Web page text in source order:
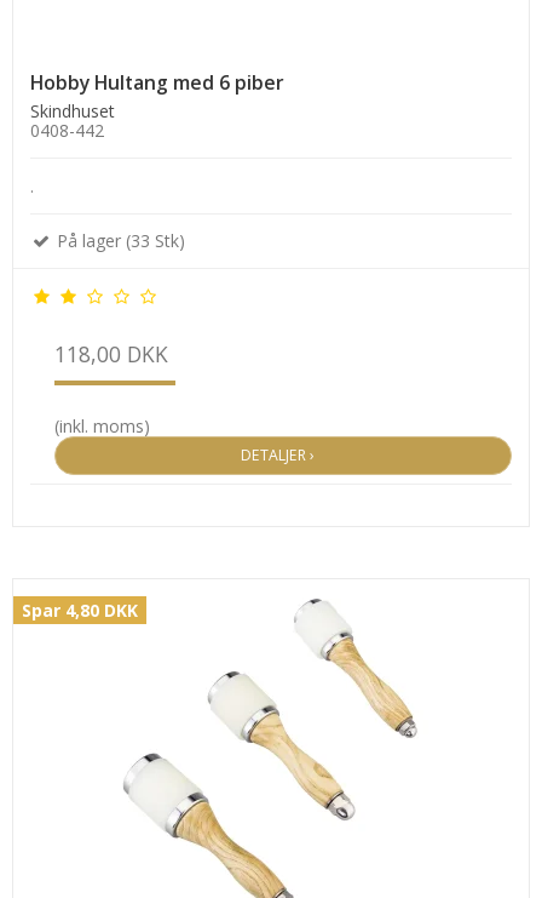
Hobby Hultang med 6 piber
Skindhuset
0408-442
.
På lager (33 Stk)
118,00 DKK
(inkl. moms)
DETALJER ›
Spar 4,80 DKK